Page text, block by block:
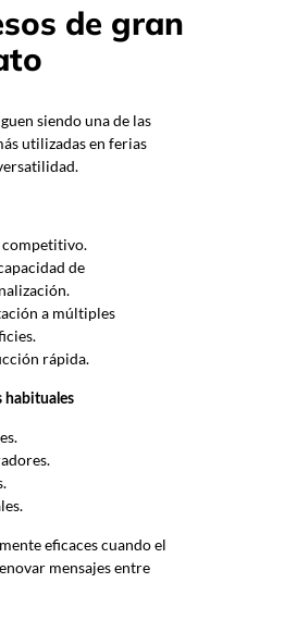
de gran
siendo una de las
utilizadas en ferias
competitivo.
de
a múltiples
rápida.
habituales
eficaces cuando el
mensajes entre